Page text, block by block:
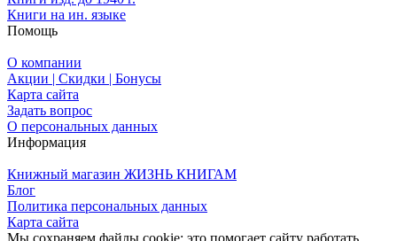
Книги на ин. языке
Помощь
О компании
Акции | Скидки | Бонусы
Карта сайта
Задать вопрос
О персональных данных
Информация
Книжный магазин ЖИЗНЬ КНИГАМ
Блог
Политика персональных данных
Карта сайта
Мы сохраняем файлы cookie: это помогает сайту работать